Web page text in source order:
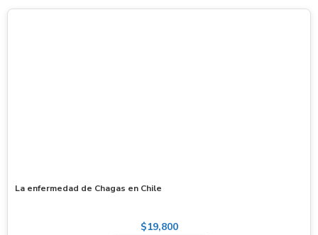
La enfermedad de Chagas en Chile
$19,800